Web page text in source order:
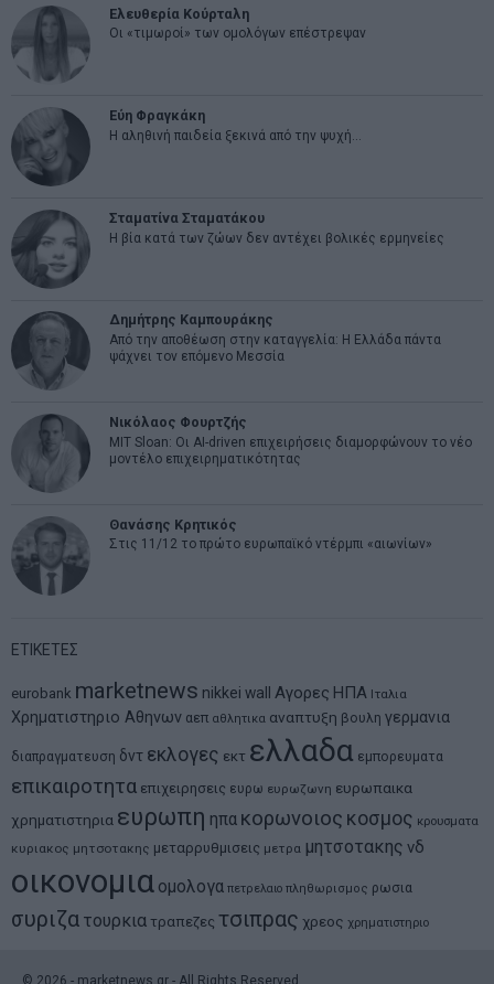
Ελευθερία Κούρταλη
Οι «τιμωροί» των ομολόγων επέστρεψαν
Εύη Φραγκάκη
Η αληθινή παιδεία ξεκινά από την ψυχή…
Σταματίνα Σταματάκου
Η βία κατά των ζώων δεν αντέχει βολικές ερμηνείες
Δημήτρης Καμπουράκης
Από την αποθέωση στην καταγγελία: Η Ελλάδα πάντα
ψάχνει τον επόμενο Μεσσία
Νικόλαος Φουρτζής
MIT Sloan: Οι AI-driven επιχειρήσεις διαμορφώνουν το νέο
μοντέλο επιχειρηματικότητας
Θανάσης Κρητικός
Στις 11/12 το πρώτο ευρωπαϊκό ντέρμπι «αιωνίων»
ΕΤΙΚΕΤΕΣ
eurobank marketnews nikkei wall Αγορες ΗΠΑ Ιταλια
Χρηματιστηριο Αθηνων αεπ αθλητικα αναπτυξη βουλη γερμανια
διαπραγματευση δντ εκλογες εκτ ελλαδα εμπορευματα
επικαιροτητα επιχειρησεις ευρω ευρωζωνη ευρωπαικα
χρηματιστηρια ευρωπη ηπα κορωνοιος κοσμος κρουσματα
κυριακος μητσοτακης μεταρρυθμισεις μετρα μητσοτακης νδ
οικονομια ομολογα πετρελαιο πληθωρισμος ρωσια
συριζα τουρκια τραπεζες τσιπρας χρεος χρηματιστηριο
© 2026 - marketnews.gr - All Rights Reserved